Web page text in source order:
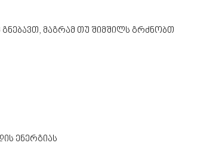
მაგრამ თუ შიმშილს გრძნობთ
ენერგიას